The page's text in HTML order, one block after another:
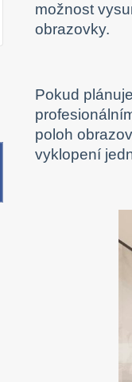
možnost
obrazovky.
Pokud
poloh
vyklopení